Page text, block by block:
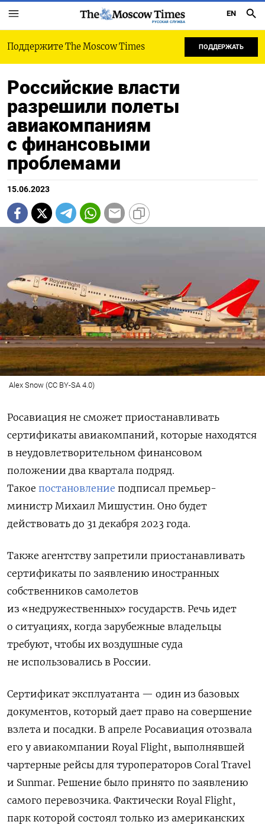
РУССКАЯ СЛУЖБА
EN
Поддержите The Moscow Times ПОДДЕРЖАТЬ
Российские власти
разрешили полеты
авиакомпаниям
с финансовыми
проблемами
15.06.2023
Alex Snow (CC BY-SA 4.0)
Росавиация не сможет приостанавливать
сертификаты авиакомпаний, которые находятся
в неудовлетворительном финансовом
положении два квартала подряд.
Такое постановление подписал премьер-
министр Михаил Мишустин. Оно будет
действовать до 31 декабря 2023 года.
Также агентству запретили приостанавливать
сертификаты по заявлению иностранных
собственников самолетов
из «недружественных» государств. Речь идет
о ситуациях, когда зарубежные владельцы
требуют, чтобы их воздушные суда
не использовались в России.
Сертификат эксплуатанта — один из базовых
документов, который дает право на совершение
взлета и посадки. В апреле Росавиация отозвала
его у авиакомпании Royal Flight, выполнявшей
чартерные рейсы для туроператоров Coral Travel
и Sunmar. Решение было принято по заявлению
самого перевозчика. Фактически Royal Flight,
парк которой состоял только из американских